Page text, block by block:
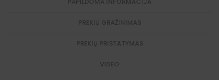
PAPILDOMA INFORMACIJA
PREKIŲ GRAŽINIMAS
PREKIŲ PRISTATYMAS
VIDEO